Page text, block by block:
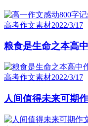
高考作文素材2022/3/17
粮食是生命之本高
高考作文素材2022/3/17
人间值得未来可期